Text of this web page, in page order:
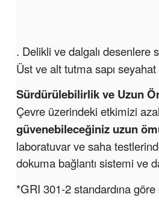
. Delikli ve dalgalı desenlere
Üst ve alt tutma sapı
Sürdürülebilirlik ve Uzun
Çevre üzerindeki etkimizi
güvenebileceğiniz uzun
laboratuvar ve saha
dokuma bağlantı sistemi ve
*GRI 301-2 standardına